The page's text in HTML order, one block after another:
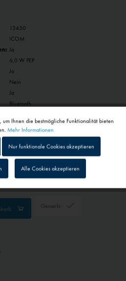
15450
ICOM
Ja
6,0 W PEP
Ja
Nein
Ja
Bluetooth
Gemerkt
Inaktiv
Inaktiv
Ihnen die bestmögliche Funktionalität bieten
Mehr Informationen
Nur funktionale Cookies akzeptieren
Alle Cookies akzeptieren